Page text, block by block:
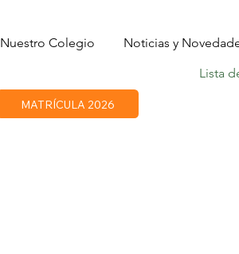
Nuestro Colegio Noticias y
Lista
MATRÍCULA 2026